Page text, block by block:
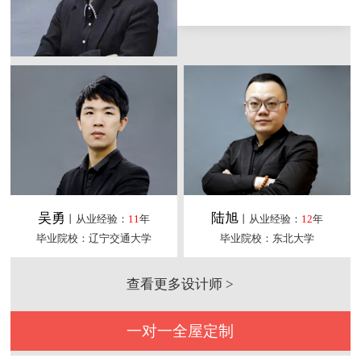
吴勇 丨从业经验： 11年
毕业院校：辽宁交通大学
陆旭丨从业经验： 12年
毕业院校：东北大学
查看更多设计师 >
一对一全屋定制